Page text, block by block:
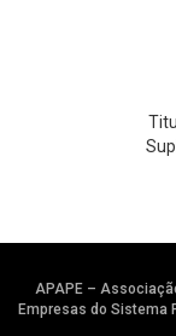
APAPE –
Empresas do